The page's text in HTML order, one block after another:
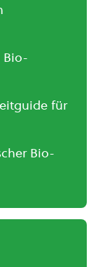
Bio-
für
Bio-